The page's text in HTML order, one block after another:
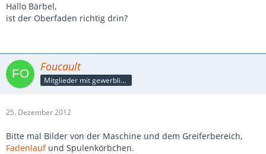
Hallo Bärbel,
ist der Oberfaden richtig drin?
Foucault
Mitglieder mit gewerblicher Verbindung, auch als Mitarbeiter/in
25. Dezember 2012
Bitte mal Bilder von der Maschine und dem Greiferbereich,
Fadenlaufund Spulenkörbchen.